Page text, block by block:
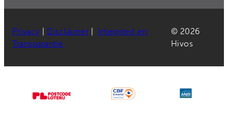
Privacy Disclaimer|
Integriteit en
Transparantie
© 2026
Hivos